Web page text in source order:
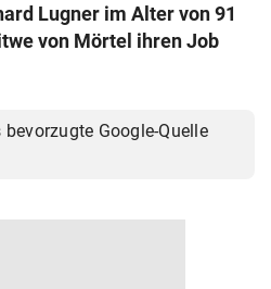
Lugner im Alter von 91
von Mörtel ihren Job
Google-Quelle